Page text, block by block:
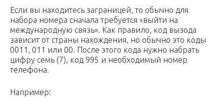
Если вы находитесь заграницей, то обычно для
набора номера сначала требуется «выйти на
международную связь». Как правило, код вызода
зависит от страны нахождения, но обычно это коды
0011, 011 или 00. После этого кода нужно набрать
цифру семь (7), код 995 и необходимый номер
телефона.
Например: